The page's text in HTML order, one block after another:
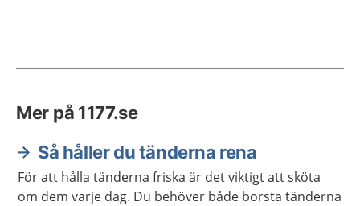
Mer på 1177.se
Så håller du tänderna rena
För att hålla tänderna friska är det viktigt att sköta
om dem varje dag. Du behöver både borsta tänderna